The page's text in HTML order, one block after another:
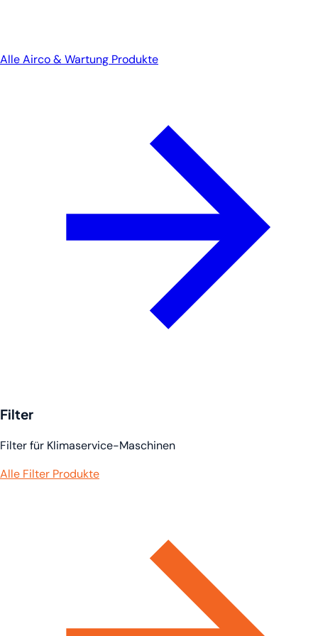
Alle Airco & Wartung Produkte
Filter
Filter für Klimaservice-Maschinen
Alle Filter Produkte